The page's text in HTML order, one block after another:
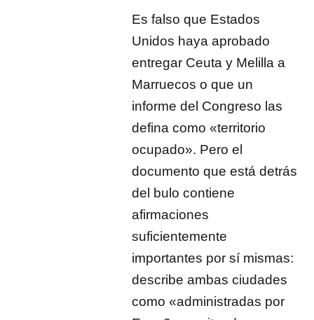
Es falso que Estados
Unidos haya aprobado
entregar Ceuta y Melilla a
Marruecos o que un
informe del Congreso las
defina como «territorio
ocupado». Pero el
documento que está detrás
del bulo contiene
afirmaciones
suficientemente
importantes por sí mismas:
describe ambas ciudades
como «administradas por